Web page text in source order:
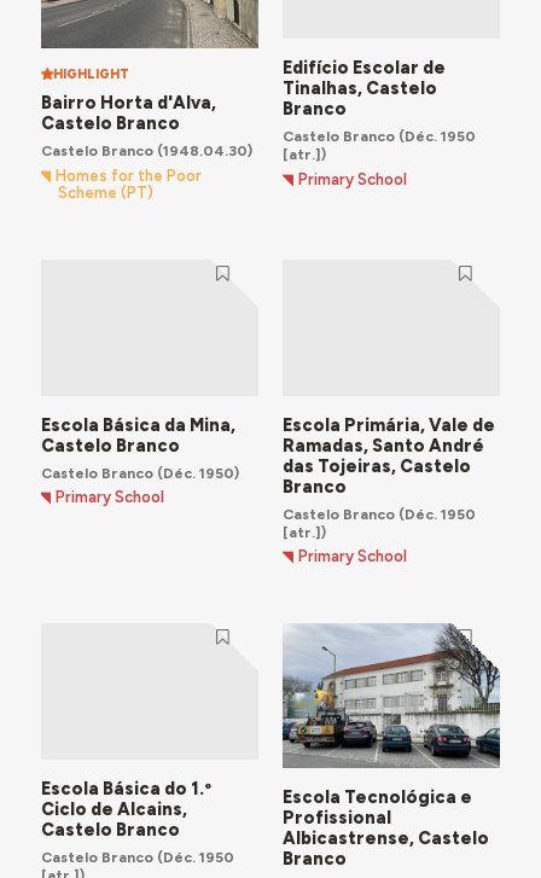
rede de escolas primárias desde os anos de 1940,
destaca-se a construção da
Gulbenkian
. Na década de 60, várias freguesias foram
dotadas com sedes próprias para as respetivas Casas
do Povo, como em
Malpica do Tejoou
Alcains . O desenvolvimento comunitário através do
desporto atesta-se pelo investimento em
equipamentos como o
HIGHLIGHT
Bairro Horta d'Alva,
Castelo Branco
Castelo Branco(1948.04.30)
Homes for the Poor
Scheme (PT)
Edifício Escolar de
Tinalhas, Castelo
Branco
Castelo Branco(Déc. 1950
[atr.])
Primary School
Escola Básica da Mina,
Castelo Branco
Castelo Branco(Déc. 1950)
Primary School
Escola Primária, Vale de
Ramadas, Santo André
das Tojeiras, Castelo
Branco
Castelo Branco(Déc. 1950
[atr.])
Primary School
Escola Básica do 1.º
Ciclo de Alcains,
Castelo Branco
Castelo Branco(Déc. 1950
Escola Tecnológica e
Profissional
Albicastrense, Castelo
Branco